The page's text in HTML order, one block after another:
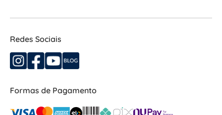
Redes Sociais
Formas de Pagamento